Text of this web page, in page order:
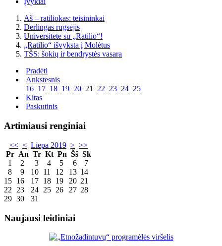
Aš – ratiliokas: teisininkai
Derlingas rugsėjis
Universitete su „Ratilio“!
„Ratilio“ išvyksta į Molėtus
TŠS: šokių ir bendrystės vasara
Pradėti
Ankstesnis
16 17 18 19 20 21 22 23 24 25
Kitas
Paskutinis
Artimiausi renginiai
<< < Liepa 2019 > >>
Pr An Tr Kt Pn Šš Sk
1
2 3 4 5 6
7
8
9 10 11 12 13 14
15 16 17 18 19 20 21
22
23 24 25 26 27 28
29 30 31
Naujausi leidiniai